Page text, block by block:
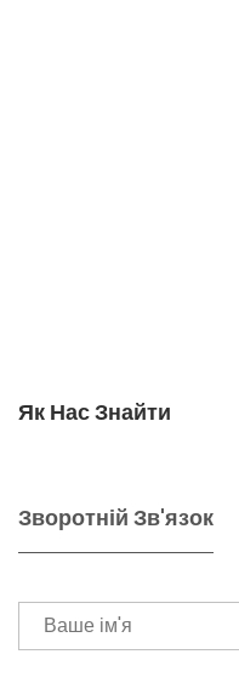
Як Нас Знайти
Зворотній Зв'язок